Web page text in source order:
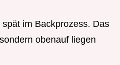
im Backprozess. Das
obenauf liegen